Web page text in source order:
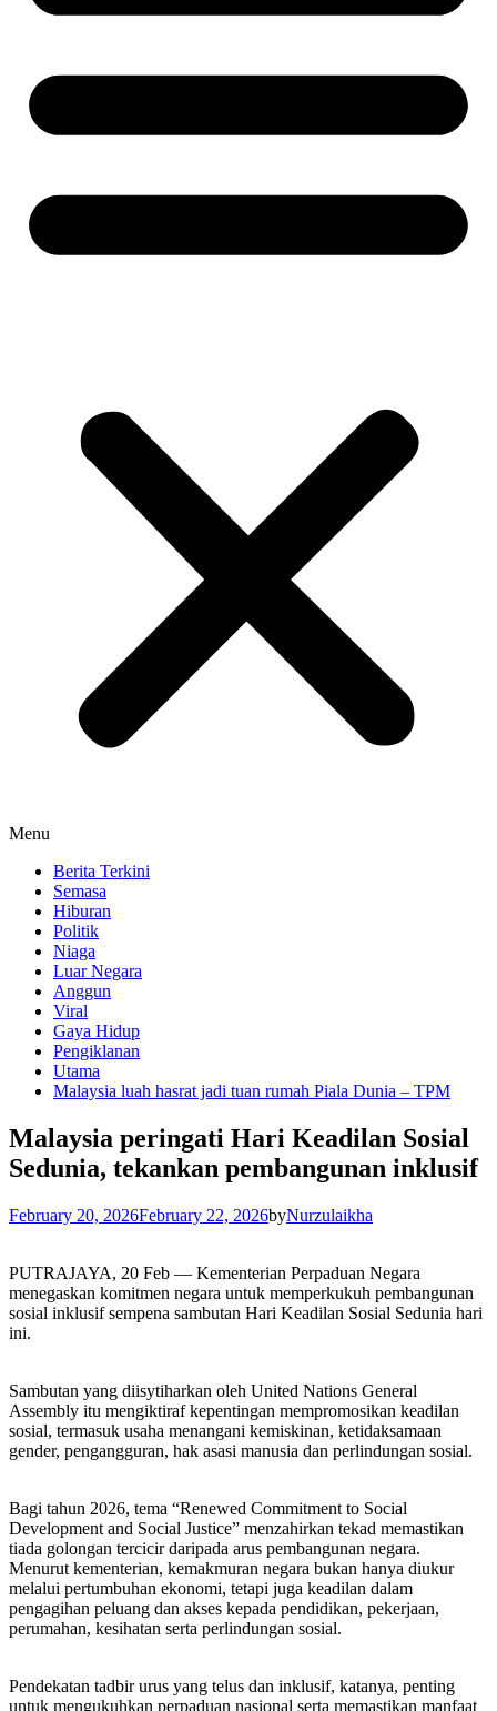
Menu
Berita Terkini
Semasa
Hiburan
Politik
Niaga
Luar Negara
Anggun
Viral
Gaya Hidup
Pengiklanan
Utama
Malaysia luah hasrat jadi tuan rumah Piala Dunia – TPM
Malaysia peringati Hari Keadilan Sosial
Sedunia, tekankan pembangunan inklusif
February 20, 2026February 22, 2026byNurzulaikha
PUTRAJAYA, 20 Feb — Kementerian Perpaduan Negara
menegaskan komitmen negara untuk memperkukuh pembangunan
sosial inklusif sempena sambutan Hari Keadilan Sosial Sedunia hari
ini.
Sambutan yang diisytiharkan oleh United Nations General
Assembly itu mengiktiraf kepentingan mempromosikan keadilan
sosial, termasuk usaha menangani kemiskinan, ketidaksamaan
gender, pengangguran, hak asasi manusia dan perlindungan sosial.
Bagi tahun 2026, tema “Renewed Commitment to Social
Development and Social Justice” menzahirkan tekad memastikan
tiada golongan tercicir daripada arus pembangunan negara.
Menurut kementerian, kemakmuran negara bukan hanya diukur
melalui pertumbuhan ekonomi, tetapi juga keadilan dalam
pengagihan peluang dan akses kepada pendidikan, pekerjaan,
perumahan, kesihatan serta perlindungan sosial.
Pendekatan tadbir urus yang telus dan inklusif, katanya, penting
untuk mengukuhkan perpaduan nasional serta memastikan manfaat